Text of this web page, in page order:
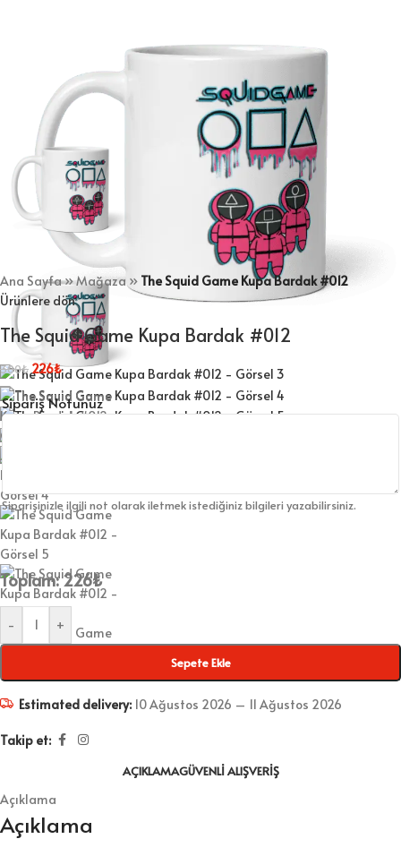
Ana Sayfa»Mağaza » The Squid Game Kupa Bardak #012
Ürünlere dön
The Squid Game Kupa Bardak #012
300₺226₺
Sipariş Notunuz
Siparişinizle ilgili not olarak iletmek istediğiniz bilgileri yazabilirsiniz.
Toplam:226₺
- +
Sepete Ekle
Estimated delivery: 10 Ağustos 2026 – 11 Ağustos 2026
Takip et:
AÇIKLAMAGÜVENLI ALIŞVERIŞ
Açıklama
Açıklama